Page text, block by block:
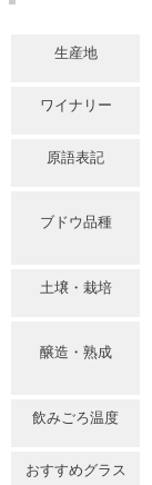
生産地
ワイナリー
原語表記
ブドウ品種
土壌・栽培
醸造・熟成
飲みごろ温度
おすすめグラス